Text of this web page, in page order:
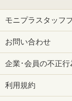
モニプラスタッフ
お問い合わせ
企業･会員の不正
利用規約